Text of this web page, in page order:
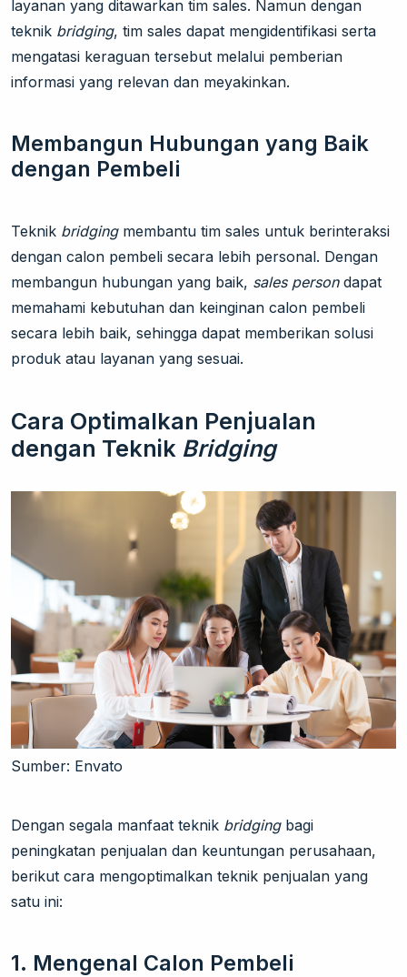
layanan yang ditawarkan tim sales. Namun dengan
teknik bridging, tim sales dapat mengidentifikasi serta
mengatasi keraguan tersebut melalui pemberian
informasi yang relevan dan meyakinkan.
Membangun Hubungan yang Baik
dengan Pembeli
Teknik bridgingmembantu tim sales untuk berinteraksi
dengan calon pembeli secara lebih personal. Dengan
membangun hubungan yang baik, sales persondapat
memahami kebutuhan dan keinginan calon pembeli
secara lebih baik, sehingga dapat memberikan solusi
produk atau layanan yang sesuai.
Cara Optimalkan Penjualan
dengan Teknik Bridging
Sumber: Envato
Dengan segala manfaat teknik bridgingbagi
peningkatan penjualan dan keuntungan perusahaan,
berikut cara mengoptimalkan teknik penjualan yang
satu ini:
1. Mengenal Calon Pembeli